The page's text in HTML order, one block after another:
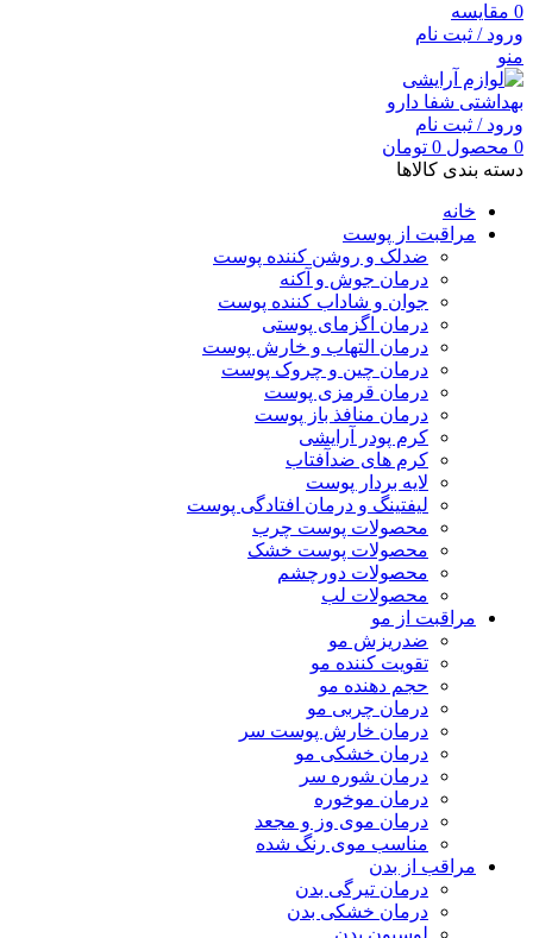
0 مقایسه
ورود / ثبت نام
منو
ورود / ثبت نام
0 محصول 0 تومان
دسته بندی کالاها
خانه
مراقبت از پوست
ضدلک و روشن کننده پوست
درمان جوش و آکنه
جوان و شاداب کننده پوست
درمان اگزمای پوستی
درمان التهاب و خارش پوست
درمان چین و چروک پوست
درمان قرمزی پوست
درمان منافذ باز پوست
کرم پودر آرایشی
کرم های ضدآفتاب
لایه بردار پوست
لیفتینگ و درمان افتادگی پوست
محصولات پوست چرب
محصولات پوست خشک
محصولات دورچشم
محصولات لب
مراقبت از مو
ضدریزش مو
تقویت کننده مو
حجم دهنده مو
درمان چربی مو
درمان خارش پوست سر
درمان خشکی مو
درمان شوره سر
درمان موخوره
درمان موی وز و مجعد
مناسب موی رنگ شده
مراقب از بدن
درمان تیرگی بدن
درمان خشکی بدن
لوسیون بدن